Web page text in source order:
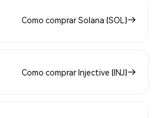
Como comprar Solana (SOL)
Como comprar Injective (INJ)